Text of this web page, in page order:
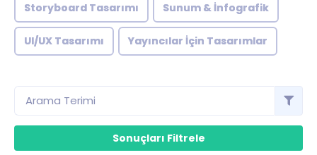
Storyboard Tasarımı Sunum & İnfografik
UI/UX Tasarımı Yayıncılar İçin Tasarımlar